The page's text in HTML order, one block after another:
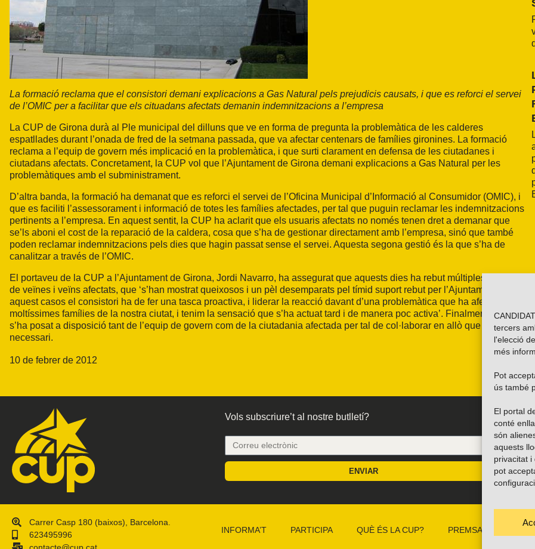
tercers
l'elecció
més
Pot
ús també
El portal
conté
són
aquests
privacitat i
pot
La formació reclama que el consistori demani explicacions a Gas Natural pels prejudicis causats, i que es reforci el servei
de l’OMIC per a facilitar que els cituadans afectats demanin indemnitzacions a l’empresa
La CUP de Girona durà al Ple municipal del dilluns que ve en forma de pregunta la problemàtica de les calderes
espatllades durant l’onada de fred de la setmana passada, que va afectar centenars de famílies gironines. La formació
reclama a l’equip de govern més implicació en la problemàtica, i que surti clarament en defensa de les ciutadanes i
ciutadans afectats. Concretament, la CUP vol que l’Ajuntament de Girona demani explicacions a Gas Natural per les
problemàtiques amb el subministrament.
D’altra banda, la formació ha demanat que es reforci el servei de l’Oficina Municipal d’Informació al Consumidor (OMIC), i
que es faciliti l’assessorament i informació de totes les famílies afectades, per tal que puguin reclamar les indemnitzacions
pertinents a l’empresa. En aquest sentit, la CUP ha aclarit que els usuaris afectats no només tenen dret a demanar que
se’ls aboni el cost de la reparació de la caldera, cosa que s’ha de gestionar directament amb l’empresa, sinó que també
poden reclamar indemnitzacions pels dies que hagin passat sense el servei. Aquesta segona gestió és la que s’ha de
canalitzar a través de l’OMIC.
El portaveu de la CUP a l’Ajuntament de Girona, Jordi Navarro, ha assegurat que aquests dies ha rebut múltiples missatges
de veïnes i veïns afectats, que ‘s’han mostrat queixosos i un pèl desemparats pel tímid suport rebut per l’Ajuntament’. ‘En
aquest casos el consistori ha de fer una tasca proactiva, i liderar la reacció davant d’una problemàtica que ha afectat
moltíssimes famílies de la nostra ciutat, i tenim la sensació que s’ha actuat tard i de manera poc activa’. Finalment, la CUP
s’ha posat a disposició tant de l’equip de govern com de la ciutadania afectada per tal de col·laborar en allò que sigui
necessari.
10 de febrer de 2012
Vols subscriure’t al nostre butlletí?
ENVIAR
Carrer Casp 180 (baixos), Barcelona.
623495996
contacte@cup.cat
INFORMA’T PARTICIPA QUÈ ÉS LA CUP? PREMSA